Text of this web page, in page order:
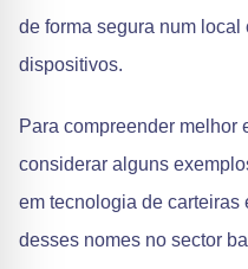
de forma segura num
dispositivos.
Para compreender melhor
considerar alguns
em tecnologia de
desses nomes no sector